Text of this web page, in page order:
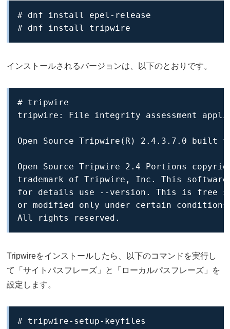
# dnf install epel-release
# dnf install tripwire
インストールされるバージョンは、以下のとおりです。
# tripwire
tripwire: File integrity assessment
Open Source Tripwire(R) 2.4.3.7.0 built
Open Source Tripwire 2.4 Portions
trademark of Tripwire, Inc. This software
for details use --version. This is free
or modified only under certain
All rights reserved.
Tripwireをインストールしたら、以下のコマンドを実行し
て「サイトパスフレーズ」と「ローカルパスフレーズ」を
設定します。
# tripwire-setup-keyfiles